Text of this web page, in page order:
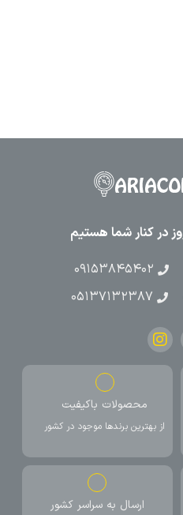
۰۹۱۵۳۸۴۵۴۰۲
۰۵۱۳۷۱۳۲۳۸۷
محصولات باکیفیت
از بهترین برندها موجود در کشور
ارسال به سراسر کشور